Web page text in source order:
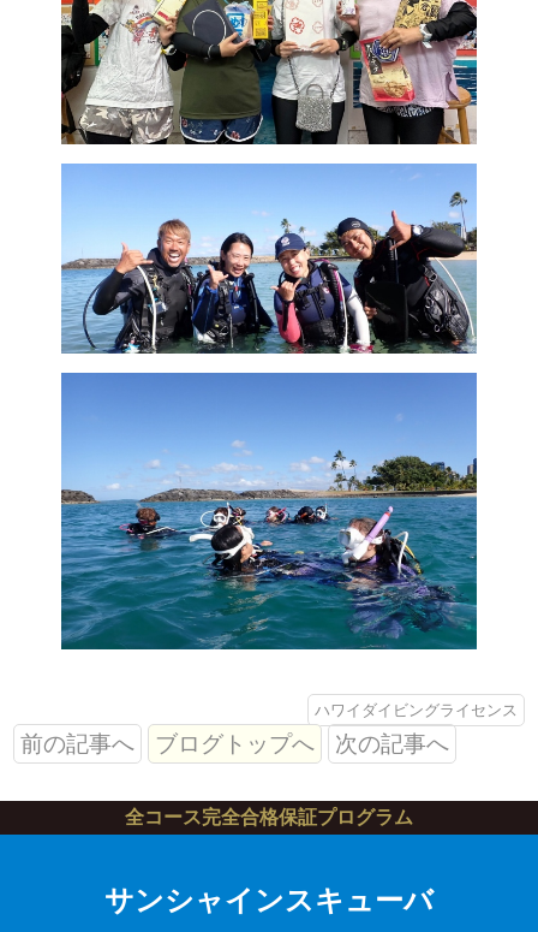
ハワイダイビングライセンス
前の記事へ ブログトップへ 次の記事へ
全コース完全合格保証プログラム
サンシャインスキューバ